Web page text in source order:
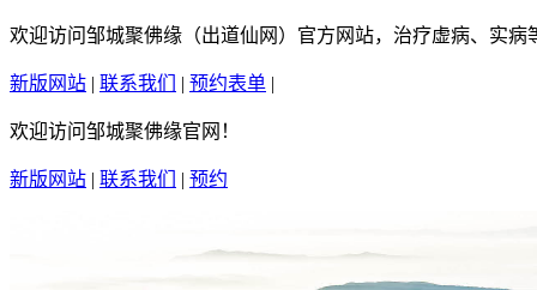
欢迎访问邹城聚佛缘（出道仙网）官方网站，治疗虚病、实
新版网站 | 联系我们 | 预约表单 |
欢迎访问邹城聚佛缘官网！
新版网站 | 联系我们 | 预约